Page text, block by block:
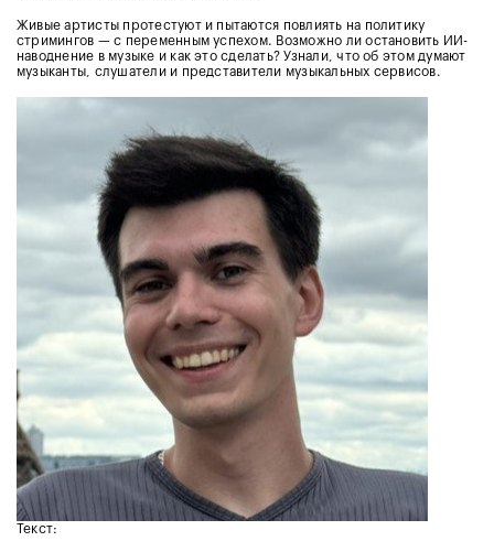
Живые артисты протестуют и пытаются повлиять на политику
стримингов — с переменным успехом. Возможно ли остановить ИИ-
наводнение в музыке и как это сделать? Узнали, что об этом думают
музыканты, слушатели и представители музыкальных сервисов.
Текст: